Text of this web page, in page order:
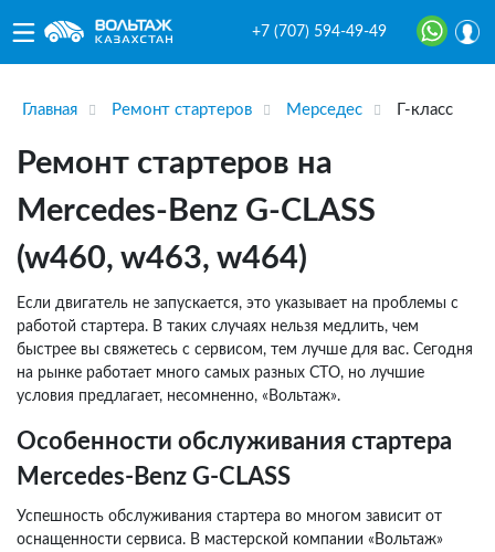
+7 (707) 594-49-49
Главная Ремонт стартеров Мерседес Г-класс
Ремонт стартеров на
Mercedes-Benz G-CLASS
(w460, w463, w464)
Если двигатель не запускается, это указывает на проблемы с
работой стартера. В таких случаях нельзя медлить, чем
быстрее вы свяжетесь с сервисом, тем лучше для вас. Сегодня
на рынке работает много самых разных СТО, но лучшие
условия предлагает, несомненно, «Вольтаж».
Особенности обслуживания стартера
Mercedes-Benz G-CLASS
Успешность обслуживания стартера во многом зависит от
оснащенности сервиса. В мастерской компании «Вольтаж»